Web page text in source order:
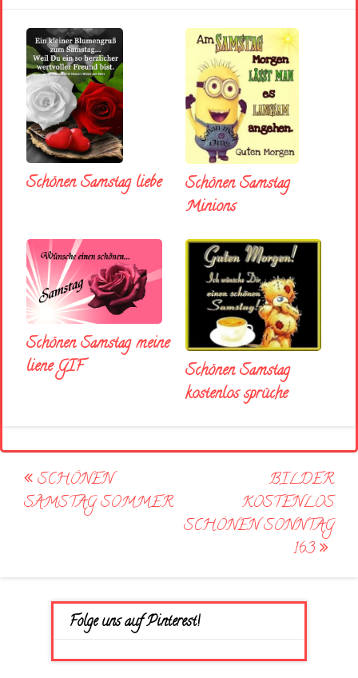
Schönen Samstag liebe
Schönen Samstag
Minions
Schönen Samstag meine
liene GIF
Schönen Samstag
kostenlos sprüche
Post
navigation
SCHÖNEN
SAMSTAG SOMMER
BILDER
KOSTENLOS
SCHÖNEN SONNTAG
163
Folge uns auf Pinterest!